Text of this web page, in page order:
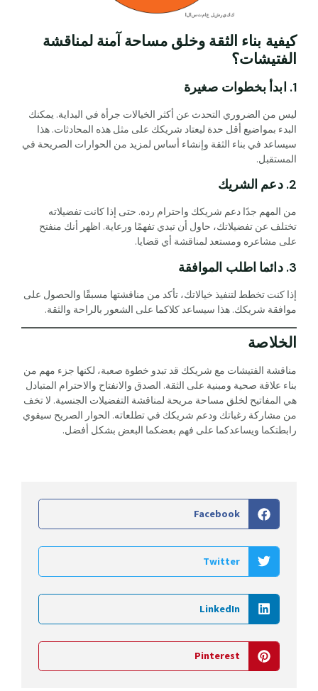
كيفية بناء الثقة وخلق مساحة آمنة لمناقشة
الفتيشات؟
1. ابدأ بخطوات صغيرة
ليس من الضروري التحدث عن أكثر الخيالات جرأة في البداية. يمكنك
البدء بمواضيع أقل حدة ليعتاد شريكك على مثل هذه المحادثات. هذا
سيساعد في بناء الثقة وإنشاء أساس لمزيد من الحوارات الصريحة في
المستقبل.
2. دعم الشريك
من المهم جدًا دعم شريكك واحترام رده. حتى إذا كانت تفضيلاته
تختلف عن تفضيلاتك، حاول أن تبدي تفهمًا ورعاية. اظهر أنك منفتح
على مشاعره ومستعد لمناقشة أي قضايا.
3. دائما اطلب الموافقة
إذا كنت تخطط لتنفيذ خيالاتك، تأكد من مناقشتها مسبقًا والحصول على
موافقة شريكك. هذا سيساعد كلاكما على الشعور بالراحة والثقة.
الخلاصة
مناقشة الفتيشات مع شريكك قد تبدو خطوة صعبة، لكنها جزء مهم من
بناء علاقة صحية ومبنية على الثقة. الصدق والانفتاح والاحترام المتبادل
هي المفاتيح لخلق مساحة مريحة لمناقشة التفضيلات الجنسية. لا تخف
من مشاركة رغباتك ودعم شريكك في تطلعاته. الحوار الصريح سيقوي
رابطتكما ويساعدكما على فهم بعضكما البعض بشكل أفضل.
Facebook
Twitter
LinkedIn
Pinterest